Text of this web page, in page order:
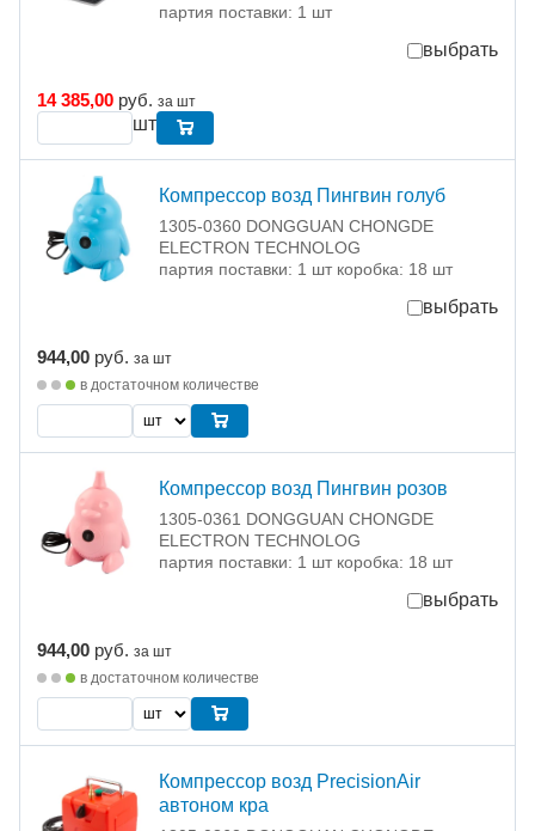
партия поставки: 1 шт
выбрать
14 385,00 руб. за шт
шт
Компрессор возд Пингвин голуб
1305-0360 DONGGUAN CHONGDE
ELECTRON TECHNOLOG
партия поставки: 1 шт коробка: 18 шт
выбрать
944,00 руб. за шт
в достаточном количестве
Компрессор возд Пингвин розов
1305-0361 DONGGUAN CHONGDE
ELECTRON TECHNOLOG
партия поставки: 1 шт коробка: 18 шт
выбрать
944,00 руб. за шт
в достаточном количестве
Компрессор возд PrecisionAir
автоном кра